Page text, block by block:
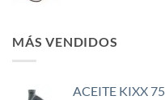
MÁS VENDIDOS
ACEITE KIXX